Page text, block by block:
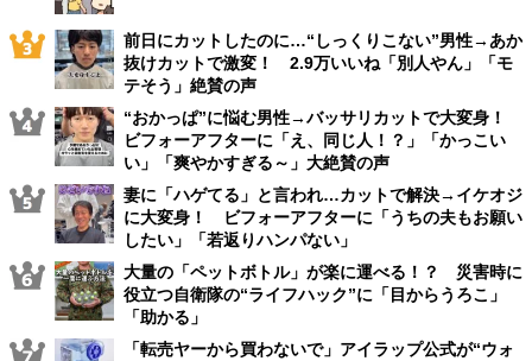
前日にカットしたのに…“しっくりこない”男性→あか
抜けカットで激変！ 2.9万いいね「別人やん」「モ
テそう」絶賛の声
“おかっぱ”に悩む男性→バッサリカットで大変身！
ビフォーアフターに「え、同じ人！？」「かっこい
い」「爽やかすぎる～」大絶賛の声
妻に「ハゲてる」と言われ…カットで解決→イケオジ
に大変身！ ビフォーアフターに「うちの夫もお願い
したい」「若返りハンパない」
大量の「ペットボトル」が楽に運べる！？ 災害時に
役立つ自衛隊の“ライフハック”に「目からうろこ」
「助かる」
「転売ヤーから買わないで」アイラップ公式が“ウォ